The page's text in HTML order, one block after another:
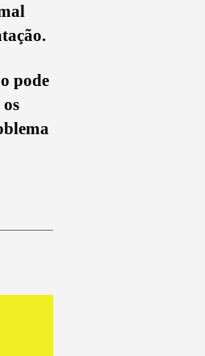
pode